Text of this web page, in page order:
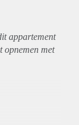
appartement
opnemen met